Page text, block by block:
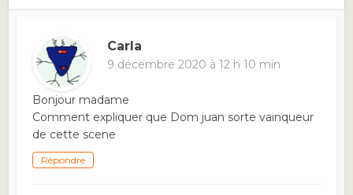
Carla
9 décembre 2020 à 12 h 10 min
Bonjour madame
Comment expliquer que Dom juan sorte vainqueur
de cette scene
Répondre